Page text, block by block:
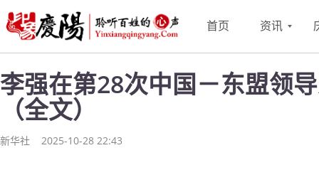
首页 资讯
李强在第28次中国－东盟领
（全文）
新华社 2025-10-28 22:43